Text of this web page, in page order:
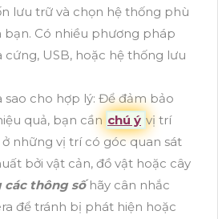
lưu trữ và chọn hệ thống phù
bạn. Có nhiều phương pháp
USB, hoặc hệ thống lưu
cho hợp lý: Để đảm bảo
quả, bạn cần chú ý vị trí
những vị trí có góc quan sát
bởi vật cản, đồ vật hoặc cây
các thông sốhãy cân nhắc
để tránh bị phát hiện hoặc